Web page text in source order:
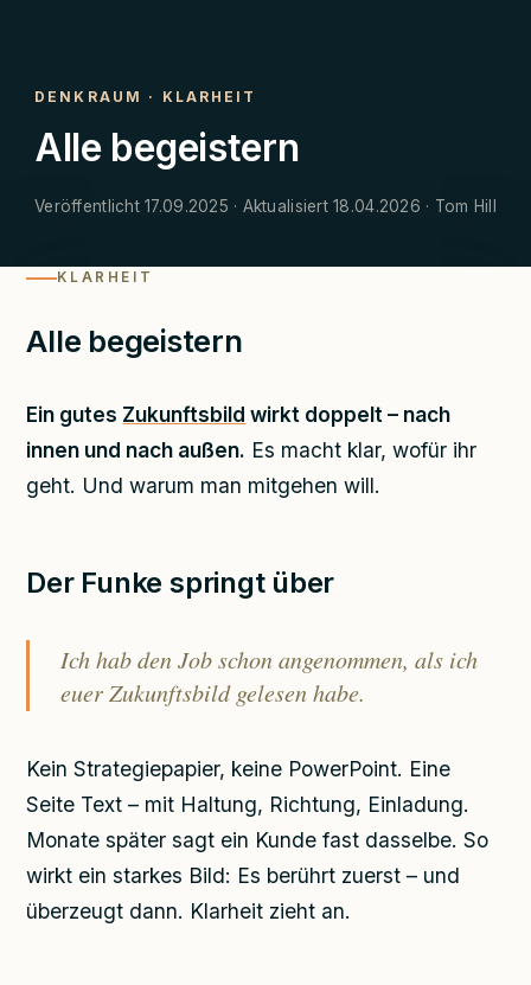
DENKRAUM · KLARHEIT
Alle begeistern
Veröffentlicht 17.09.2025 · Aktualisiert 18.04.2026 · Tom Hill
KLARHEIT
Alle begeistern
Ein gutes Zukunftsbild wirkt doppelt – nach
innen und nach außen. Es macht klar, wofür ihr
geht. Und warum man mitgehen will.
Der Funke springt über
Ich hab den Job schon angenommen, als ich
euer Zukunftsbild gelesen habe.
Kein Strategiepapier, keine PowerPoint. Eine
Seite Text – mit Haltung, Richtung, Einladung.
Monate später sagt ein Kunde fast dasselbe. So
wirkt ein starkes Bild: Es berührt zuerst – und
überzeugt dann. Klarheit zieht an.